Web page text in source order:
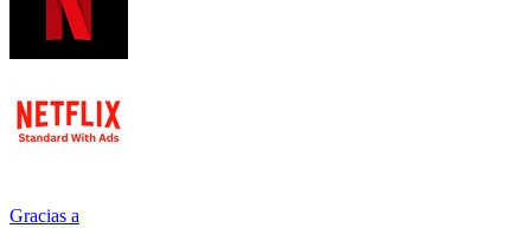
Gracias a